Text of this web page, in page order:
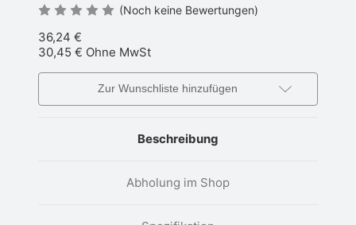
(Noch keine Bewertungen)
36,24 €
30,45 € Ohne MwSt
Zur Wunschliste hinzufügen
Beschreibung
Abholung im Shop